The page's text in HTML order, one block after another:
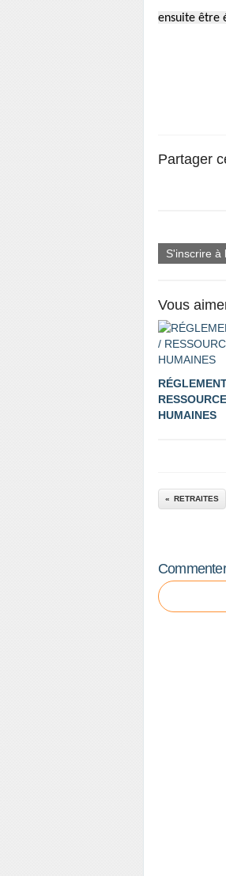
ensuite être
Partager
S'inscrire à
Vous
HUMAINES
RETRAITES